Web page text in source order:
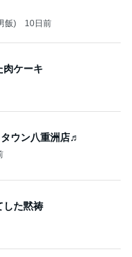
飯) 10日前
肉ケーキ
ウン八重洲店♬
した黙祷